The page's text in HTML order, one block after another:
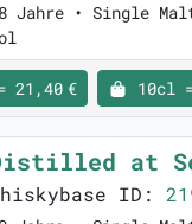
Jahre • Single
21,40 € 10cl
at
ID: